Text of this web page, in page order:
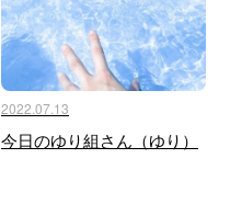
2022.07.13
今日のゆり組さん（ゆり）